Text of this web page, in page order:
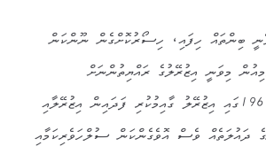
ބިންތައް ހިފައި، ހިސޯރުކޮށްގެން ނޫންކަން
މިވަނީ އިޒުރޭލުގެ ރައްޔިތުންނަށް
އަންގައިދީފައި. އަދި 1967ގައި އިޒުރޭލު ގާއިމުކުރި ފަދައިން އިޒުރޭލާއި
ދައުލަތެއް ވެސް އޮވެގެންކަން ސުލްހަވެރިކަމާއި